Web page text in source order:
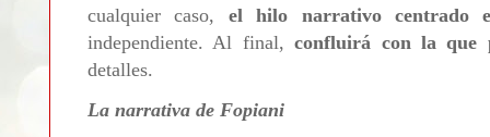
cualquier caso, el hilo narrativo centrado
independiente. Al final,confluirá con la que
detalles.
La narrativa de Fopiani